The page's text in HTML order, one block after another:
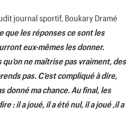
journal sportif, Boukary Dramé
que les réponses ce sont les
eux-mêmes les donner.
qu’on ne maîtrise pas vraiment, des
pas. C’est compliqué à dire,
donné ma chance. Au final, les
: il a joué, il a été nul, il a joué ,il a